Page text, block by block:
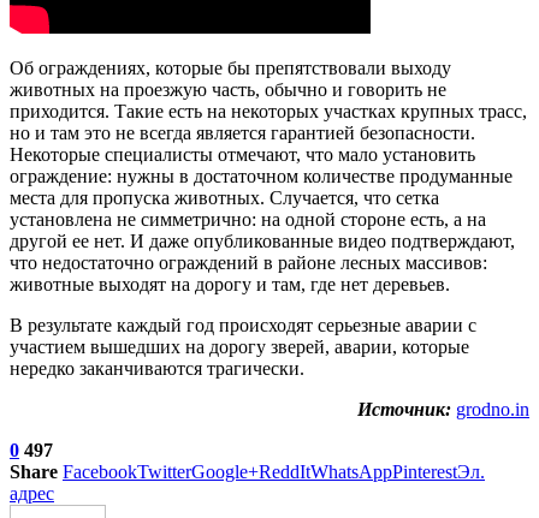
Об ограждениях, которые бы препятствовали выходу
животных на проезжую часть, обычно и говорить не
приходится. Такие есть на некоторых участках крупных трасс,
но и там это не всегда является гарантией безопасности.
Некоторые специалисты отмечают, что мало установить
ограждение: нужны в достаточном количестве продуманные
места для пропуска животных. Случается, что сетка
установлена не симметрично: на одной стороне есть, а на
другой ее нет. И даже опубликованные видео подтверждают,
что недостаточно ограждений в районе лесных массивов:
животные выходят на дорогу и там, где нет деревьев.
В результате каждый год происходят серьезные аварии с
участием вышедших на дорогу зверей, аварии, которые
нередко заканчиваются трагически.
Источник: grodno.in
0 497
Share FacebookTwitterGoogle+ReddItWhatsAppPinterestЭл.
адрес